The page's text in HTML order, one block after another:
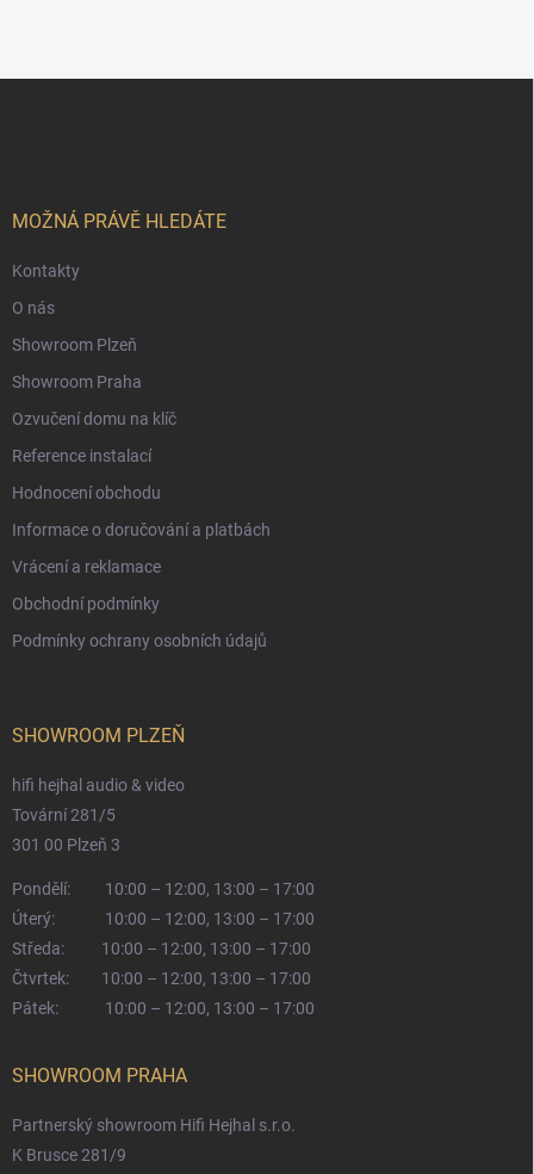
MOŽNÁ PRÁVĚ HLEDÁTE
Kontakty
O nás
Showroom Plzeň
Showroom Praha
Ozvučení domu na klíč
Reference instalací
Hodnocení obchodu
Informace o doručování a platbách
Vrácení a reklamace
Obchodní podmínky
Podmínky ochrany osobních údajů
SHOWROOM PLZEŇ
hifi hejhal audio & video
Tovární 281/5
301 00 Plzeň 3
Pondělí:
10:00 – 12:00, 13:00 – 17:00
Úterý:
10:00 – 12:00, 13:00 – 17:00
Středa:
10:00 – 12:00, 13:00 – 17:00
Čtvrtek:
10:00 – 12:00, 13:00 – 17:00
Pátek:
10:00 – 12:00, 13:00 – 17:00
SHOWROOM PRAHA
Partnerský showroom Hifi Hejhal s.r.o.
K Brusce 281/9